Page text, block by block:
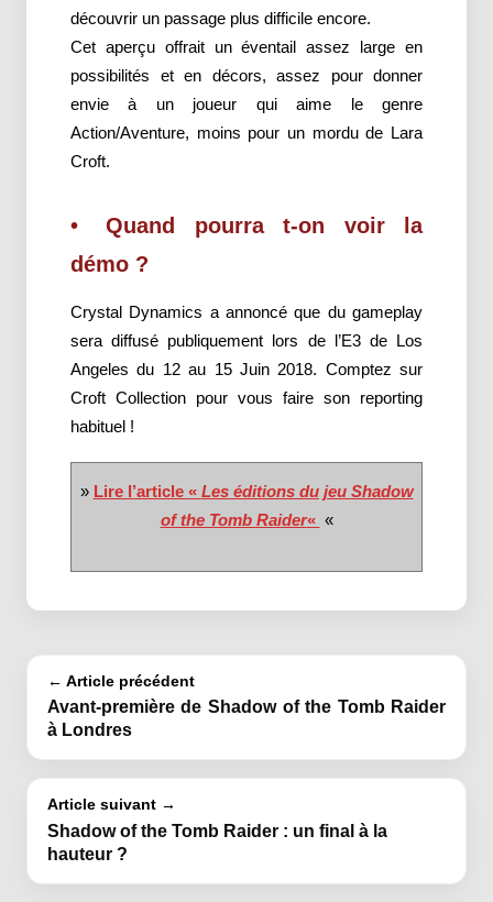
découvrir un passage plus difficile encore.
Cet aperçu offrait un éventail assez large en
possibilités et en décors, assez pour donner
envie à un joueur qui aime le genre
Action/Aventure, moins pour un mordu de Lara
Croft.
Quand pourra t-on voir la
démo ?
Crystal Dynamics a annoncé que du gameplay
sera diffusé publiquement lors de l’E3 de Los
Angeles du 12 au 15 Juin 2018. Comptez sur
Croft Collection pour vous faire son reporting
habituel !
» Lire l’article « Les éditions du jeu Shadow
of the Tomb Raider« «
← Article précédent
Avant-première de Shadow of the Tomb Raider
à Londres
Article suivant →
Shadow of the Tomb Raider : un final à la
hauteur ?